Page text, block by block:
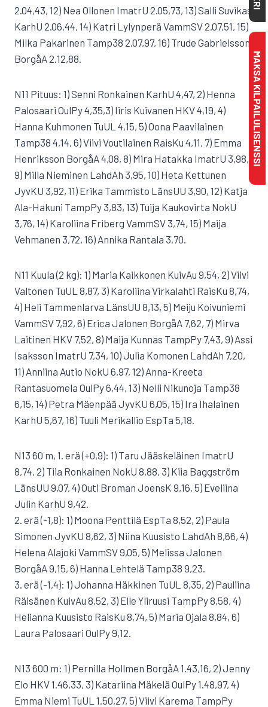
2.04,43, 12) Nea Ollonen ImatrU 2.05,73, 13) Salli Suvikas
KarhU 2.06,44, 14) Katri Lylynperä VammSV 2.07,51, 15)
Milka Pakarinen Tamp38 2.07,97, 16) Trude Gabrielsson
BorgåA 2.12,88.
N11 Pituus: 1) Senni Ronkainen KarhU 4,47, 2) Henna
Palosaari OulPy 4,35,3) Iiris Kuivanen HKV 4,19, 4)
Hanna Kuhmonen TuUL 4,15, 5) Oona Paavilainen
Tamp38 4,14, 6) Viivi Voutilainen RaisKu 4,11, 7) Emma
Henriksson BorgåA 4,08, 8) Mira Hatakka ImatrU 3,98,
9) Milla Nieminen LahdAh 3,95, 10) Heta Kettunen
JyvKU 3,92, 11) Erika Tammisto LänsUU 3,90, 12) Katja
Ala-Hakuni TampPy 3,83, 13) Tuija Kaukovirta NokU
3,76, 14) Karoliina Friberg VammSV 3,74, 15) Maija
Vehmanen 3,72, 16) Annika Rantala 3,70.
N11 Kuula (2 kg): 1) Maria Kaikkonen KuivAu 9,54, 2) Viivi
Valtonen TuUL 8,87, 3) Karoliina Virkalahti RaisKu 8,74,
4) Heli Tammenlarva LänsUU 8,13, 5) Meiju Koivuniemi
VammSV 7,92, 6) Erica Jalonen BorgåA 7,62, 7) Mirva
Laitinen HKV 7,52, 8) Maija Kunnas TampPy 7,43, 9) Assi
Isaksson ImatrU 7,34, 10) Julia Komonen LahdAh 7,20,
11) Anniina Autio NokU 6,97, 12) Anna-Kreeta
Rantasuomela OulPy 6,44, 13) Nelli Nikunoja Tamp38
6,15, 14) Petra Mäenpää JyvKU 6,05, 15) Ira Ihalainen
KarhU 5,67, 16) Tuuli Merikallio EspTa 5,18.
N13 60 m, 1. erä (+0,9): 1) Taru Jääskeläinen ImatrU
8,74, 2) Tiia Ronkainen NokU 8,88, 3) Kiia Baggström
LänsUU 9,07, 4) Outi Broman JoensK 9,16, 5) Eveliina
Julin KarhU 9,42.
2. erä (-1,8): 1) Moona Penttilä EspTa 8,52, 2) Paula
Simonen JyvKU 8,62, 3) Niina Kuusisto LahdAh 8,66, 4)
Helena Alajoki VammSV 9,05, 5) Melissa Jalonen
BorgåA 9,15, 6) Hanna Lehtelä Tamp38 9,23.
3. erä (-1,4): 1) Johanna Häkkinen TuUL 8,35, 2) Pauliina
Räisänen KuivAu 8,52, 3) Elle Yliruusi TampPy 8,58, 4)
Helianna Kuusisto RaisKu 8,74, 5) Maria Ojala 8,84, 6)
Laura Palosaari OulPy 9,12.
N13 600 m: 1) Pernilla Hollmen BorgåA 1.43,16, 2) Jenny
Elo HKV 1.46,33, 3) Katariina Mäkelä OulPy 1.48,97, 4)
Emma Niemi TuUL 1.50,27, 5) Viivi Karema TampPy
MAKSA KILPAILULISENSSI